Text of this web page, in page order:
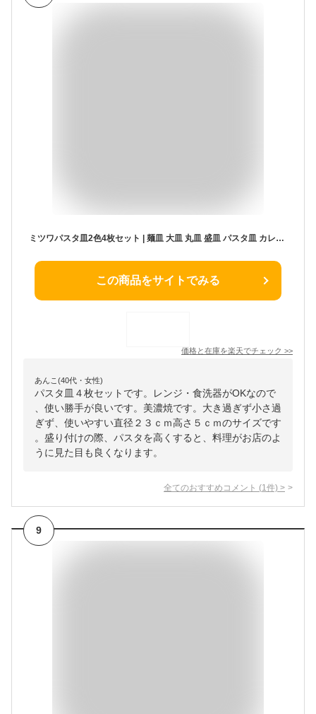
ミツワパスタ皿2色4枚セット | 麺皿 大皿 丸皿 盛皿 パスタ皿 カレー皿 和皿 プレート 陶器 和食器 食洗機可 レンジ可 業務用 日本製 国産 ギフト プレゼント 母の日 父の日 食器セット 引っ越し 新生活
この商品をサイトでみる
価格と在庫を楽天でチェック >>
あんこ(40代・女性)
パスタ皿４枚セットです。レンジ・食洗器がOKなので
、使い勝手が良いです。美濃焼です。大き過ぎず小さ過
ぎず、使いやすい直径２３ｃｍ高さ５ｃｍのサイズです
。盛り付けの際、パスタを高くすると、料理がお店のよ
うに見た目も良くなります。
全てのおすすめコメント (1 件) >
9